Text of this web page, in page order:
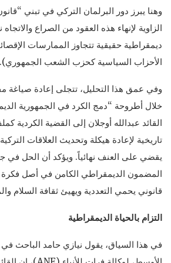
وهنا يبرز دور البرلمان التركي في تبني
الزاوية لإنهاء هذه العقود من الصراع والاتجاه
ديمقراطية حقيقية تتجاوز الممارسات
الأحزاب السياسية كحزب الشعب الجمهوري).
وفي عمق هذا التحليل، تتجلى إعادة صياغة
خلال أطروحة “دمج الكرد في الجمهورية
القائد عبدالله أوجلان إلى القضية الكردية
تاريخية لإعادة هيكلة وتحديث العلاقات
يقضي على العنف نهائياً. ويؤكد أن الحل في
المضمون الديمقراطي الكامن في أصل فكرة
قانوني يحمي التعددية ويهيئ ثقافة السلام
التزام بالحياة الديمقراطية
في هذا السياق، يقول نيازي حامد الباحث